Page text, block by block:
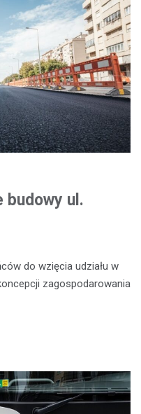
budowy ul.
do wzięcia udziału w
zagospodarowania